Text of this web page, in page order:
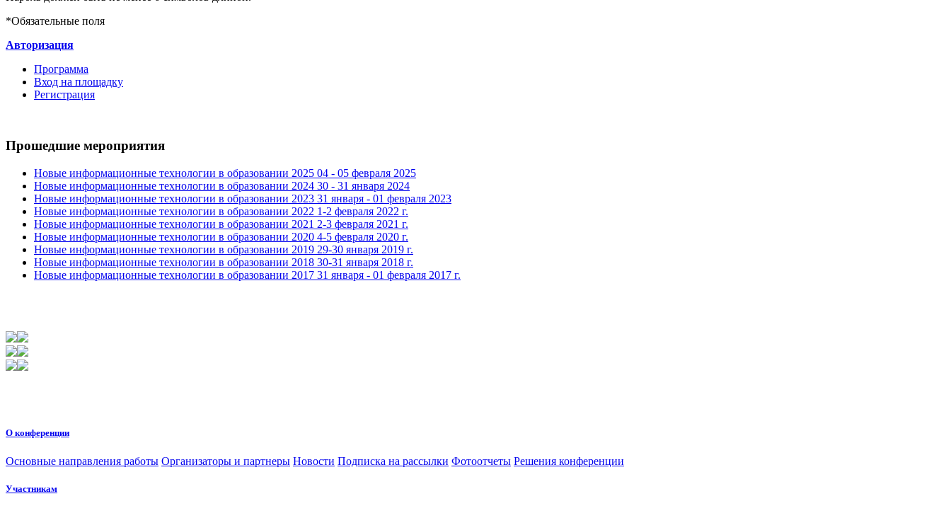
*Обязательные поля
Авторизация
Программа
Вход на площадку
Регистрация
Прошедшие мероприятия
Новые информационные технологии в образовании 2025 04 - 05 февраля 2025
Новые информационные технологии в образовании 2024 30 - 31 января 2024
Новые информационные технологии в образовании 2023 31 января - 01 февраля 2023
Новые информационные технологии в образовании 2022 1-2 февраля 2022 г.
Новые информационные технологии в образовании 2021 2-3 февраля 2021 г.
Новые информационные технологии в образовании 2020 4-5 февраля 2020 г.
Новые информационные технологии в образовании 2019 29-30 января 2019 г.
Новые информационные технологии в образовании 2018 30-31 января 2018 г.
Новые информационные технологии в образовании 2017 31 января - 01 февраля 2017 г.
О конференции
Основные направления работы Организаторы и партнеры Новости Подписка на рассылки Фотоотчеты Решения конференции
Участникам